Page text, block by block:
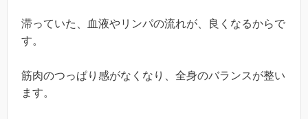
滞っていた、血液やリンパの流れが、良くなるからで
す。
筋肉のつっぱり感がなくなり、全身のバランスが整い
ます。